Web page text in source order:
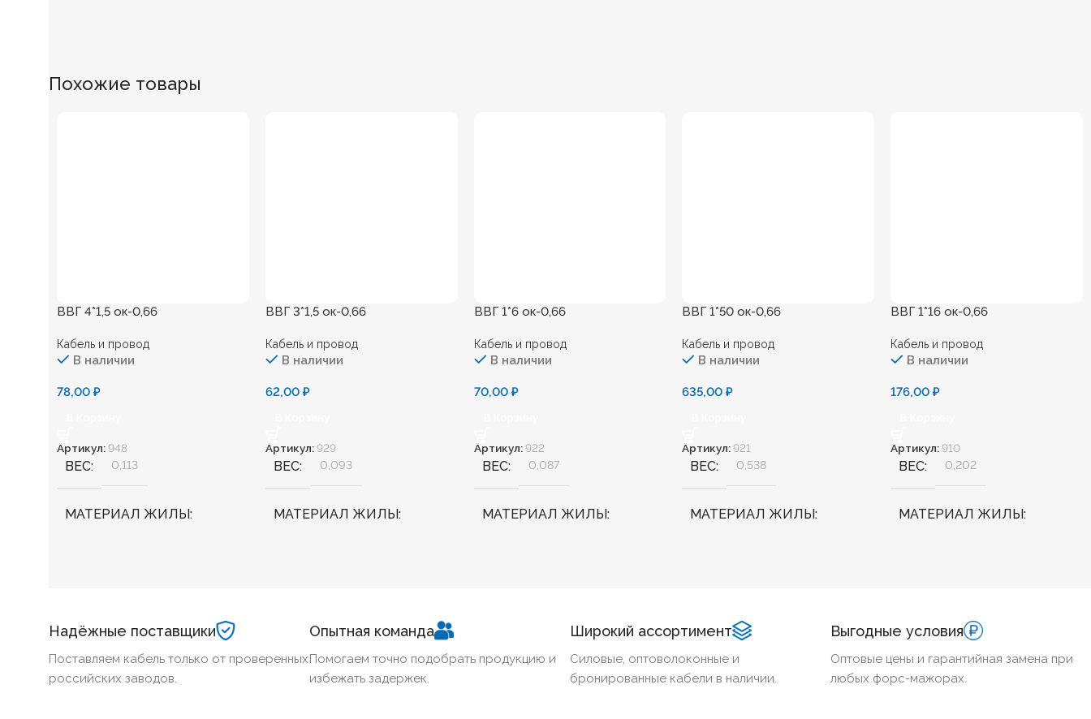
Похожие товары
ВВГ 4*1,5 ок-0,66
Кабель и провод
В наличии
78,00 ₽
Артикул:948
ВЕС 0,113
МАТЕРИАЛ ЖИЛЫ
ХЛАДОСТОЙКИЙ
ВВГ 3*1,5 ок-0,66
Кабель и провод
В наличии
62,00 ₽
Артикул:929
ВЕС 0,093
МАТЕРИАЛ ЖИЛЫ
ХЛАДОСТОЙКИЙ
ВВГ 1*6 ок-0,66
Кабель и провод
В наличии
70,00 ₽
Артикул:922
ВЕС 0,087
МАТЕРИАЛ ЖИЛЫ
ХЛАДОСТОЙКИЙ
ВВГ 1*50 ок-0,66
Кабель и провод
В наличии
635,00₽
Артикул:921
ВЕС 0,538
МАТЕРИАЛ ЖИЛЫ
ВВГ 1*16 ок-0,66
Кабель и провод
В наличии
176,00₽
Артикул:910
ВЕС 0,202
МАТЕРИАЛ ЖИЛЫ
ХЛАДОСТОЙКИЙ
Надёжные поставщики
Поставляем кабель только от проверенных
российских заводов.
Опытная команда
Помогаем точно подобрать продукцию и
избежать задержек.
Широкий ассортимент
Силовые, оптоволоконные и
бронированные кабели в наличии.
Выгодные условия
Оптовые цены и гарантийная замена при
любых форс-мажорах.